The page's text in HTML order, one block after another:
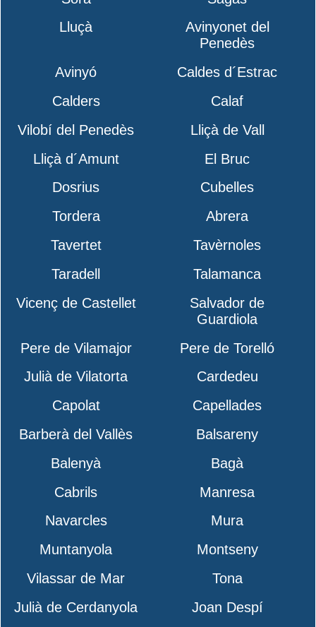
Lluçà
Avinyonet del
Penedès
Avinyó
Caldes d´Estrac
Calders
Calaf
Vilobí del Penedès
Lliçà de Vall
Lliçà d´Amunt
El Bruc
Dosrius
Cubelles
Tordera
Abrera
Tavertet
Tavèrnoles
Taradell
Talamanca
Vicenç de Castellet
Salvador de
Guardiola
Pere de Vilamajor
Pere de Torelló
Julià de Vilatorta
Cardedeu
Capolat
Capellades
Barberà del Vallès
Balsareny
Balenyà
Bagà
Cabrils
Manresa
Navarcles
Mura
Muntanyola
Montseny
Vilassar de Mar
Tona
Julià de Cerdanyola
Joan Despí